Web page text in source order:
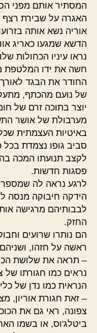
המסתיר אותם מפני
האגרה על שבירת רצף
אוריה נשא אותה
הדשא שמגעו כאריג
נראו עיניו הכחולות
חשה את ידו המלטפת
החודר את הבגד לאורך
של נועם מהכתף,
יוצר בתוכה זרם של
מערבולת של אושר
באיטיות העצמתית
סביב גופו נצמדת
לקצב תנועתו המכה
פסגות חדשות.
לרגע נראה לה שמספר
הידקה חיבוקה מנסה
לבבותיהם מרגישה
החזק.
הם נותרו שרועים
ראשה על חזהו,
– תראה את שלושת
נראים כמו חגורתו של
הנראית כמו נדן של
– זאת חגורת אוריון,
צפונה, ראי גם את
ביטלג'וס, או בשמו